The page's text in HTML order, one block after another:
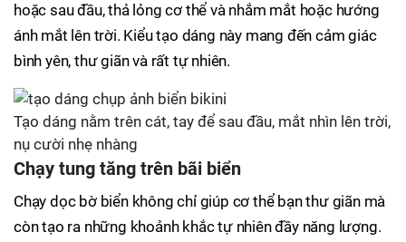
hoặc sau đầu, thả lỏng cơ thể và nhắm mắt hoặc hướng
ánh mắt lên trời. Kiểu tạo dáng này mang đến cảm giác
bình yên, thư giãn và rất tự nhiên.
Tạo dáng nằm trên cát, tay để sau đầu, mắt nhìn lên trời,
nụ cười nhẹ nhàng
Chạy tung tăng trên bãi biển
Chạy dọc bờ biển không chỉ giúp cơ thể bạn thư giãn mà
còn tạo ra những khoảnh khắc tự nhiên đầy năng lượng.